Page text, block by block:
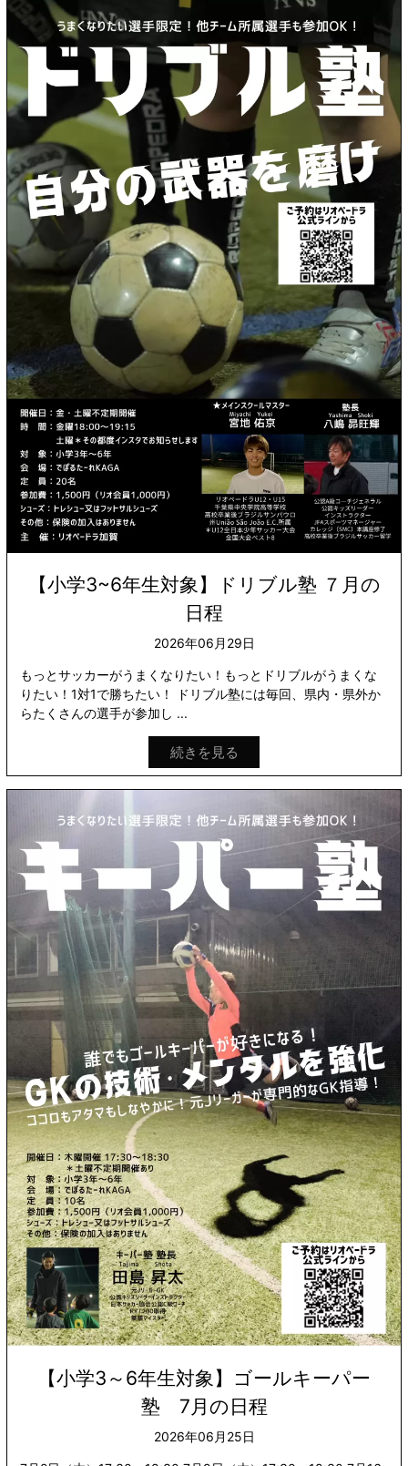
【小学3~6年生対象】ドリブル塾 ７月の
日程
2026年06月29日
もっとサッカーがうまくなりたい！もっとドリブルがうまくな
りたい！1対1で勝ちたい！ ドリブル塾には毎回、県内・県外か
らたくさんの選手が参加し ...
続きを見る
【小学3～6年生対象】ゴールキーパー
塾 7月の日程
2026年06月25日